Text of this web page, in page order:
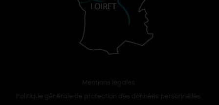
Mentions légales
Politique générale de protection des données personnelles